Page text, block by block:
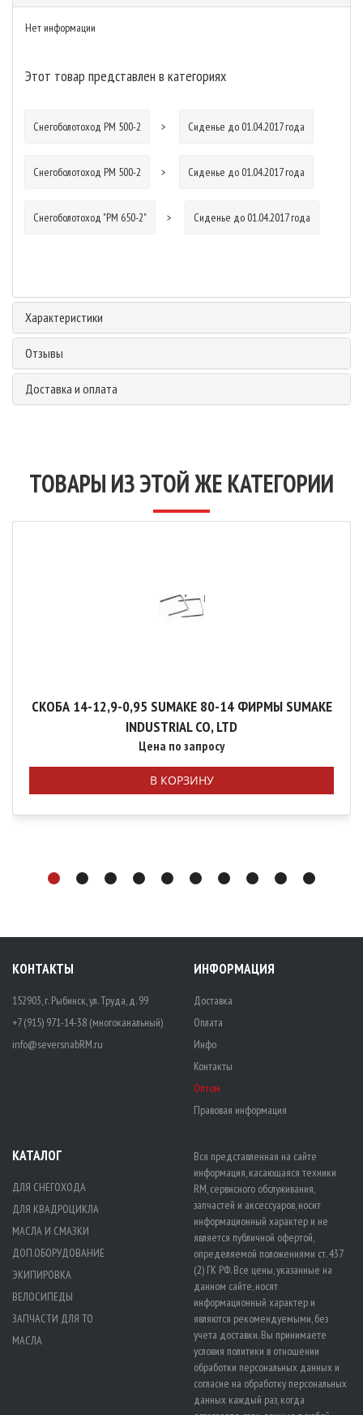
Нет информации
Этот товар представлен в категориях
Снегоболотоход РМ 500-2 Сиденье до 01.04.2017 года
Снегоболотоход РМ 500-2 Сиденье до 01.04.2017 года
Снегоболотоход "РМ 650-2" Сиденье до 01.04.2017 года
Характеристики
Отзывы
Доставка и оплата
ТОВАРЫ ИЗ ЭТОЙ ЖЕ КАТЕГОРИИ
СКОБА 14-12,9-0,95 SUМАКЕ 80-14 ФИРМЫ SUМАКЕ
INDUSТRIАL СО, LTD
Цена по запросу
В КОРЗИНУ
КОНТАКТЫ
152903, г. Рыбинск, ул. Труда, д. 99
+7 (915) 971-14-38 (многоканальный)
info@seversnabRM.ru
ИНФОРМАЦИЯ
Доставка
Оплата
Инфо
Контакты
Оптом
Правовая информация
КАТАЛОГ
ДЛЯ СНЕГОХОДА
ДЛЯ КВАДРОЦИКЛА
МАСЛА И СМАЗКИ
ДОП.ОБОРУДОВАНИЕ
ЭКИПИРОВКА
ВЕЛОСИПЕДЫ
ЗАПЧАСТИ ДЛЯ ТО
МАСЛА
Вся представленная на сайте
информация, касающаяся техники
RM, сервисного обслуживания,
запчастей и аксессуаров, носит
информационный характер и не
является публичной офертой,
определяемой положениями ст. 437
(2) ГК РФ. Все цены, указанные на
данном сайте, носят
информационный характер и
являются рекомендуемыми, без
учета доставки. Вы принимаете
условия политики в отношении
обработки персональных данных и
согласие на обработку персональных
данных каждый раз, когда